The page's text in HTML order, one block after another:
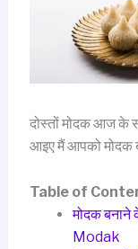
दोस्तों मोदक आज के
आइए मैं आपको मोदक
Table of
मोदक
Modak